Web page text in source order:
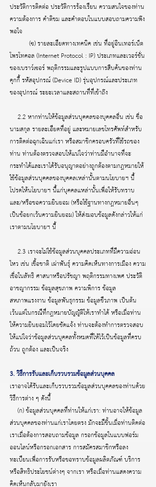
ประวัติการติดต่อ ประวัติการร้องเรียน ความสนใจของท่าน
ความต้องการ คำติชม และคำตอบในแบบสอบถามความพึง
พอใจ
(ซ) รายละเอียดทางเทคนิค เช่น ที่อยู่อินเทอร์เน็ต
โพรโทคอล (Internet Protocol : IP) ประเภทและเวอร์ชั่น
ของเบราว์เซอร์ พฤติกรรมและรูปแบบการสืบค้นของท่าน
คุกกี้ รหัสอุปกรณ์ (Device ID) รุ่นอุปกรณ์และประเภท
ของอุปกรณ์ ระยะเวลาและสถานที่ที่เข้าถึง
2.2 หากท่านให้ข้อมูลส่วนบุคคลของบุคคลอื่น เช่น ชื่อ
นามสกุล รายละเอียดที่อยู่ และหมายเลขโทรศัพท์สำหรับ
การติดต่อฉุกเฉินแก่เรา หรือสมาชิกครอบครัวที่ใช้รถของ
ท่าน ท่านต้องตรวจสอบให้แน่ใจว่าท่านมีอำนาจที่จะ
กระทำได้และเราได้รับอนุญาตอย่างถูกต้องตามกฎหมายให้
ใช้ข้อมูลส่วนบุคคลของบุคคลเหล่านั้นตามนโยบายฯ นี้
โปรดให้นโยบายฯ นี้แก่บุคคลแหล่านั้นเพื่อให้รับทราบ
และ/หรือขอความยินยอม (หรือใช้ฐานทางกฎหมายอื่นๆ
เป็นข้อยกเว้นความยินยอม) ให้ส่งมอบข้อมูลดังกล่าวให้แก่
เราตามนโยบายฯ นี้
2.3 เราจะไม่ใช้ข้อมูลส่วนบุคคลประเภทที่มีความอ่อน
ไหว เช่น เชื้อชาติ เผ่าพันธุ์ ความคิดเห็นทางการเมือง ความ
เชื่อในลัทธิ ศาสนาหรือปรัชญา พฤติกรรมทางเพศ ประวัติ
อาชญากรรม ข้อมูลสุขภาพ ความพิการ ข้อมูล
สหภาพแรงงาน ข้อมูลพันธุกรรม ข้อมูลชีวภาพ เป็นต้น
เว้นแต่ในกรณีที่กฎหมายบัญญัติให้เราทำได้ หรือเมื่อท่าน
ให้ความยินยอมไว้โดยชัดแจ้งท่านจะต้องทำการตรวจสอบ
ให้แน่ใจว่าข้อมูลส่วนบุคคลทั้งหมดที่ให้ไว้เป็นข้อมูลที่ครบ
ถ้วน ถูกต้อง และเป็นจริง
3. วิธีการรับและเก็บรวบรวมข้อมูลส่วนบุคคล
เราอาจได้รับและเก็บรวบรวมข้อมูลส่วนบุคคลของท่านด้วย
วิธีการต่าง ๆ ดังนี้
(ก) ข้อมูลส่วนบุคคลที่ท่านให้แก่เรา: ท่านอาจให้ข้อมูล
ส่วนบุคคลของท่านแก่เราโดยตรง มักจะมีขึ้นเมื่อท่านติดต่อ
เราเมื่อต้องการสอบถามข้อมูล กรอกข้อมูลในแบบฟอร์ม
ออนไลน์หรือกรอกเอกสาร การสมัครสมาชิกหรือลง
ทะเบียนเพื่อการรับหรือขอทราบข้อมูลผลิตภัณฑ์ บริการ
หรือสิทธิประโยชน์ต่างๆ จากเรา หรือเมื่อท่านแสดงความ
คิดเห็นกลับมายังเรา